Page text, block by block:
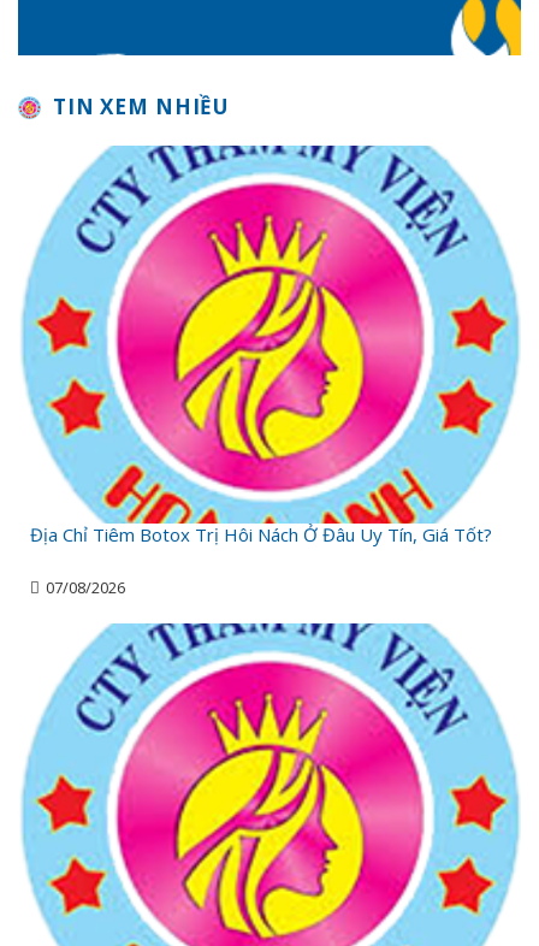
TIN XEM NHIỀU
Địa Chỉ Tiêm Botox Trị Hôi Nách Ở Đâu Uy Tín, Giá Tốt?
07/08/2026